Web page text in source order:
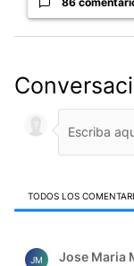
TODOS LOS
JM Jose Maria